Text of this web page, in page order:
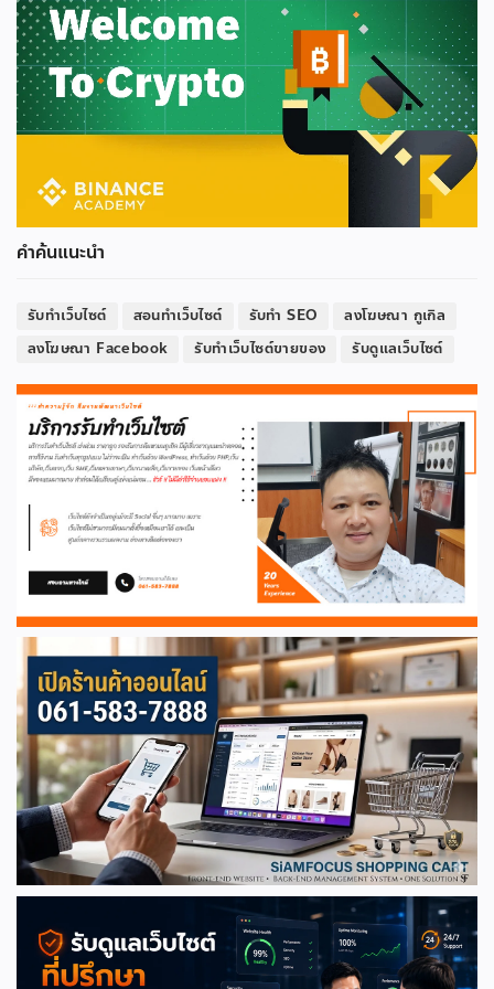
คำค้นแนะนำ
รับทำเว็บไซต์ สอนทำเว็บไซต์ รับทำ SEO
ลงโฆษณา กูเกิล
ลงโฆษณา Facebook
รับทำเว็บไซต์ขายของ รับดูแลเว็บไซต์